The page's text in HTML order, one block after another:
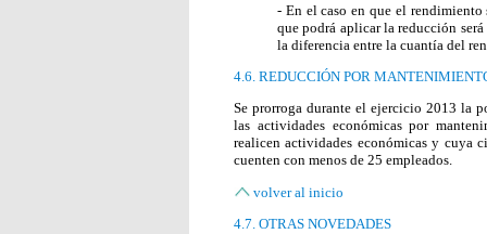
- En el caso en que el
que podrá aplicar la reducción
la diferencia entre la cuantía del
4.6. REDUCCIÓN POR
Se prorroga durante el ejercicio 2013 la
las actividades económicas por
realicen actividades económicas y cuya
cuenten con menos de 25 empleados.
volver al inicio
4.7. OTRAS NOVEDADES